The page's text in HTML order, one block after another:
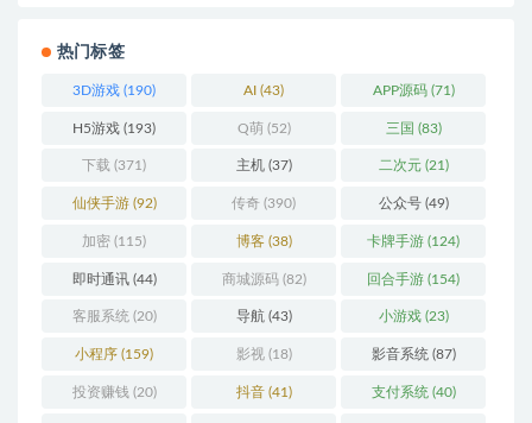
热门标签
3D游戏 (190) AI (43) APP源码(71)
H5游戏 (193) Q萌(52) 三国 (83)
下载 (371) 主机(37) 二次元(21)
仙侠手游(92) 传奇 (390) 公众号(49)
加密 (115) 博客(38) 卡牌手游 (124)
即时通讯(44) 商城源码(82) 回合手游 (154)
客服系统(20) 导航(43) 小游戏(23)
小程序 (159) 影视(18) 影音系统 (87)
投资赚钱 (20) 抖音(41) 支付系统 (40)